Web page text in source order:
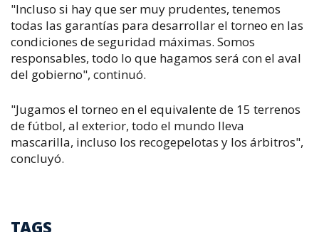
"Incluso si hay que ser muy prudentes, tenemos
todas las garantías para desarrollar el torneo en las
condiciones de seguridad máximas. Somos
responsables, todo lo que hagamos será con el aval
del gobierno", continuó.
"Jugamos el torneo en el equivalente de 15 terrenos
de fútbol, al exterior, todo el mundo lleva
mascarilla, incluso los recogepelotas y los árbitros",
concluyó.
TAGS